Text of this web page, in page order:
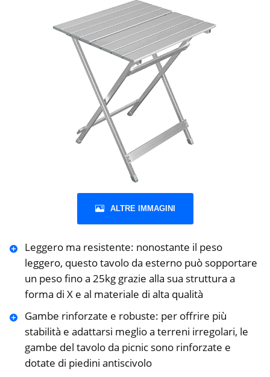
ALTRE IMMAGINI
Leggero ma resistente: nonostante il peso
leggero, questo tavolo da esterno può sopportare
un peso fino a 25kg grazie alla sua struttura a
forma di X e al materiale di alta qualità
Gambe rinforzate e robuste: per offrire più
stabilità e adattarsi meglio a terreni irregolari, le
gambe del tavolo da picnic sono rinforzate e
dotate di piedini antiscivolo